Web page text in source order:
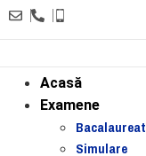
Acasă
Examene
Bacalaureat
Simulare